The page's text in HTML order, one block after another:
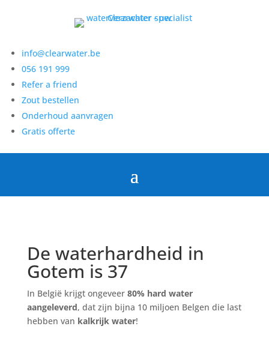
info@clearwater.be
056 191 999
Refer a friend
Zout bestellen
Onderhoud aanvragen
Gratis offerte
De waterhardheid in
Gotem is 37
In België krijgt ongeveer 80% hard water
aangeleverd, dat zijn bijna 10 miljoen Belgen die last
hebben van kalkrijk water!